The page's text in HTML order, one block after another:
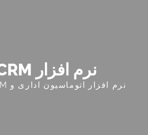
نرم افزار CRM آریا
نرم افزار اتوماسیون اداری و CRM رایگان آریا